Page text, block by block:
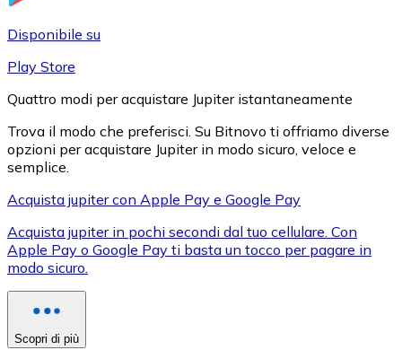
XRP
XRP
Vedi tutto
Disponibile su
Play Store
Quattro modi per acquistare Jupiter istantaneamente
Trova il modo che preferisci. Su Bitnovo ti offriamo diverse
opzioni per acquistare Jupiter in modo sicuro, veloce e
semplice.
Acquista jupiter con Apple Pay e Google Pay
Acquista jupiter in pochi secondi dal tuo cellulare. Con
Apple Pay o Google Pay ti basta un tocco per pagare in
modo sicuro.
Scopri di più